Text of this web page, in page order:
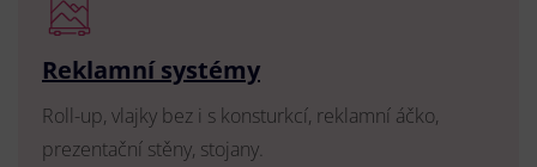
Reklamní systémy
Roll-up, vlajky bez i s konsturkcí, reklamní áčko,
prezentační stěny, stojany.